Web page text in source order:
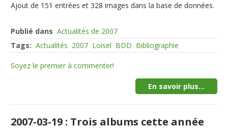
Ajout de 151 entrées et 328 images dans la base de données.
Publié dans Actualités de 2007
Tags: Actualités 2007 Loisel BDD Bibliographie
Soyez le premier à commenter!
En savoir plus...
2007-03-19 : Trois albums cette année